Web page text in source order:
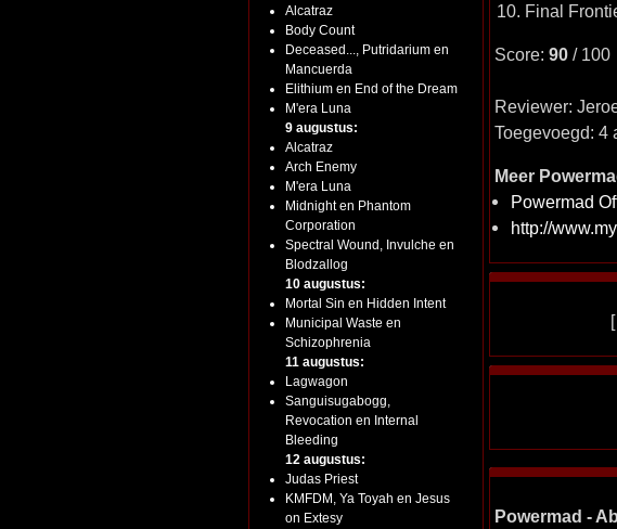
Alcatraz
Body Count
Deceased..., Putridarium en
Mancuerda
Elithium en End of the Dream
M'era Luna
9 augustus:
Alcatraz
Arch Enemy
M'era Luna
Midnight en Phantom
Corporation
Spectral Wound, Invulche en
Blodzallog
10 augustus:
Mortal Sin en Hidden Intent
Municipal Waste en
Schizophrenia
11 augustus:
Lagwagon
Sanguisugabogg,
Revocation en Internal
Bleeding
12 augustus:
Judas Priest
KMFDM, Ya Toyah en Jesus
on Extesy
10. Final
Score: 90/ 100
Reviewer:
Toegevoegd: 4
Meer
Powermad
http://
[
Powermad -